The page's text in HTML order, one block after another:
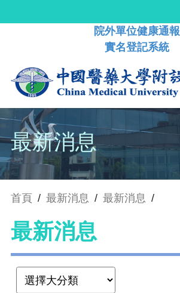
院外單位健康通報
實名登記系統
最新消息
首頁 / 最新消息 / 最新消息 /
最新消息